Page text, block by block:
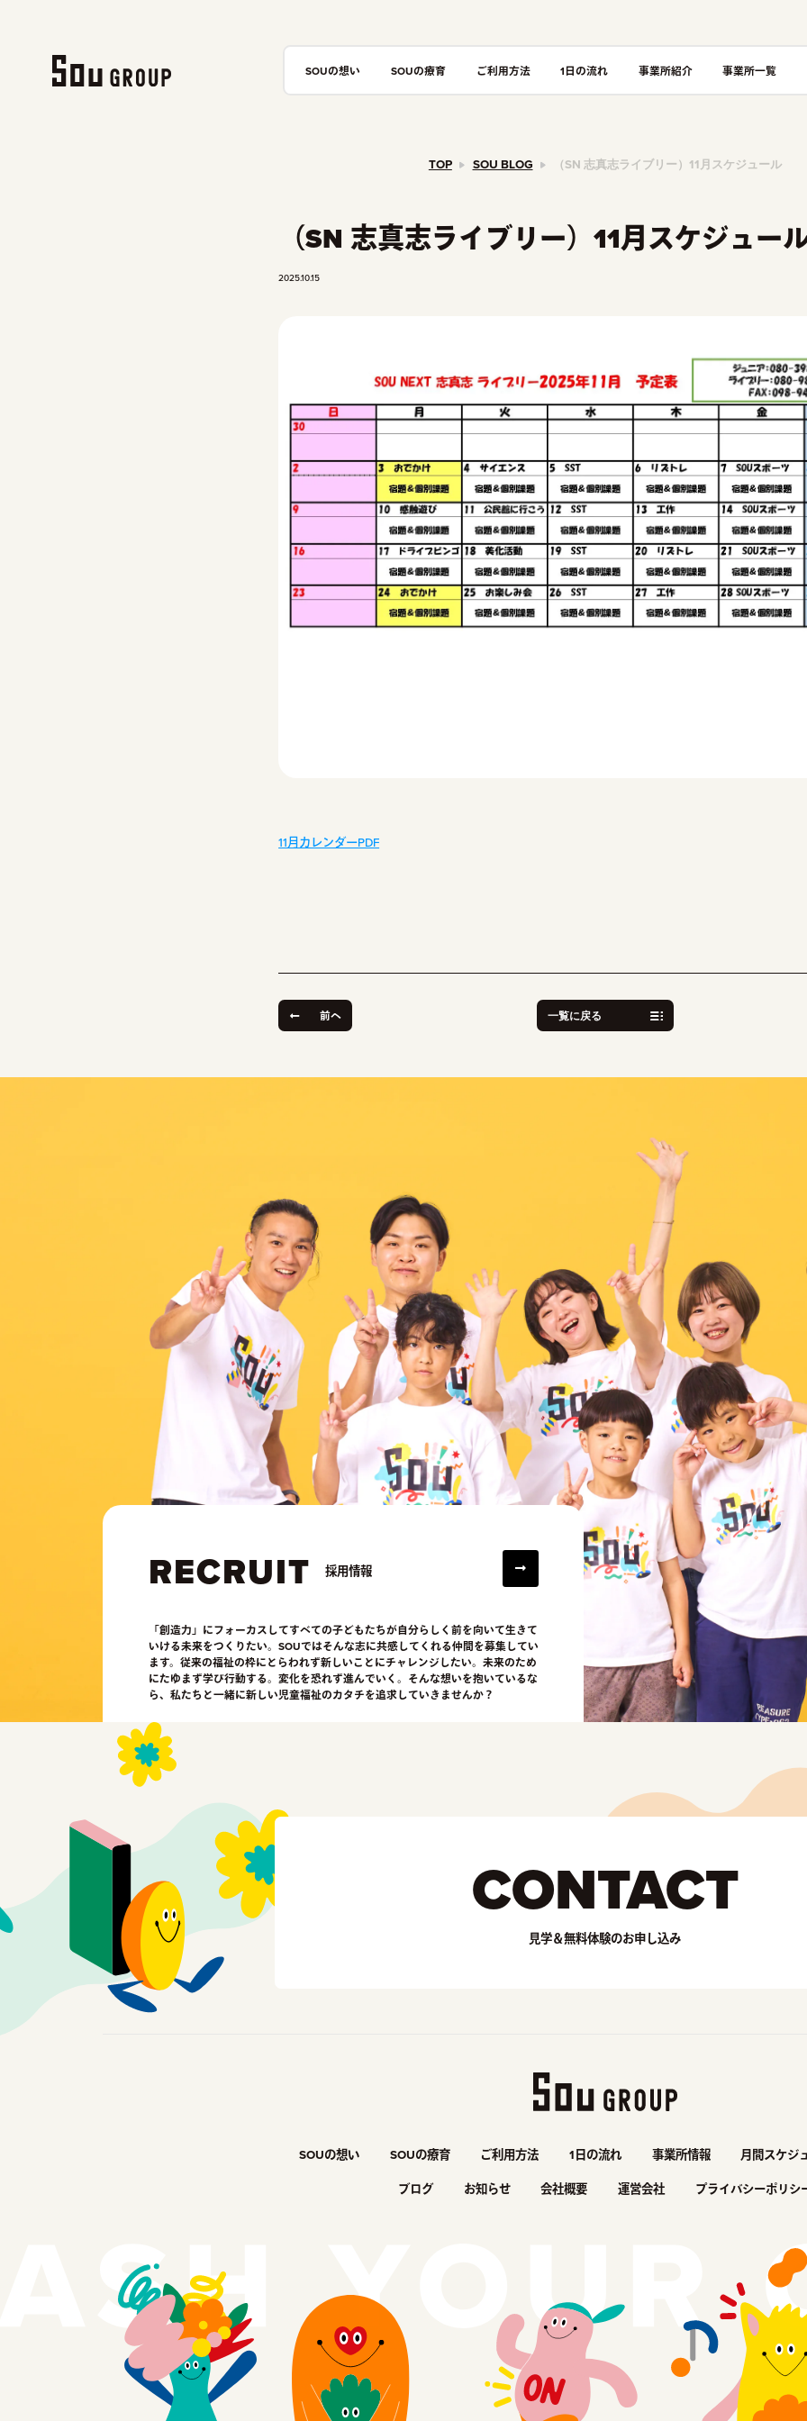
SOUの想い SOUの療育 ご利用方法 1日の流れ 事業所紹介 事業所一覧
TOP SOU BLOG （SN 志真志ライブリー）11月スケジュール
（SN 志真志ライブリー）11月スケジュー
2025.10.15
11月カレンダーPDF
前へ 一覧に戻る
RECRUIT 採用情報
「創造力」にフォーカスしてすべての子どもたちが自分らしく前を向いて生きて
いける未来をつくりたい。SOUではそんな志に共感してくれる仲間を募集してい
ます。従来の福祉の枠にとらわれず新しいことにチャレンジしたい。未来のため
にたゆまず学び行動する。変化を恐れず進んでいく。そんな想いを抱いているな
ら、私たちと一緒に新しい児童福祉のカタチを追求していきませんか？
CONTACT
見学＆無料体験のお申し込み
SOUの想い SOUの療育 ご利用方法 1日の流れ 事業所情報
月間スケジ
ブログ
お知らせ 会社概要 運営会社 プライバシーポリシ